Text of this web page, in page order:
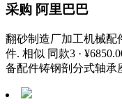
采购 阿里巴巴
翻砂制造厂加工机械配
件. 相似 同款3 ·
备配件铸钢剖分式轴承